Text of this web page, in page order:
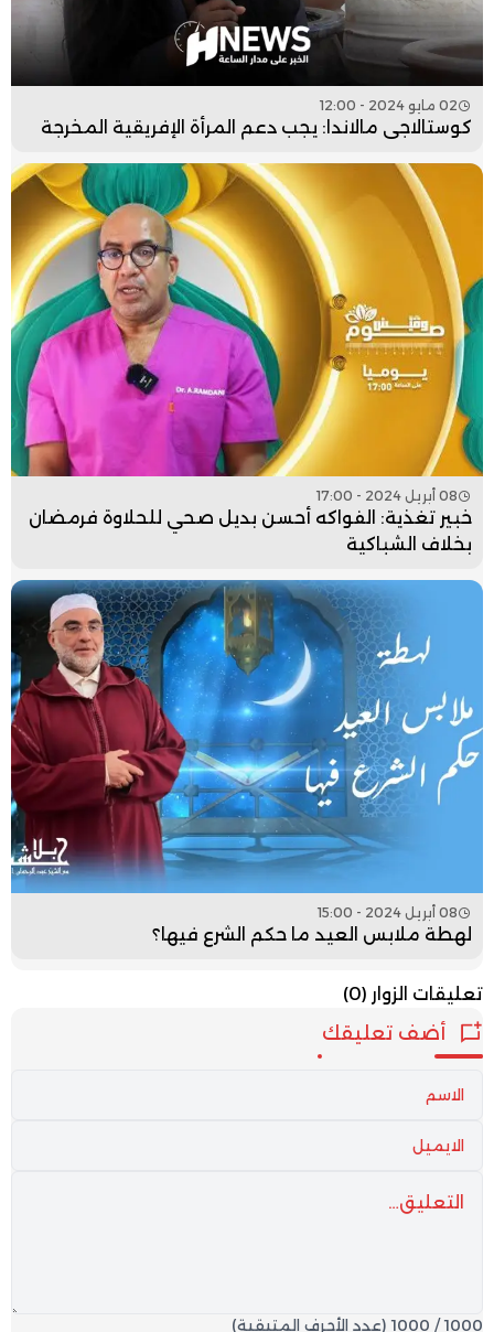
02 مايو 2024 - 12:00
كوستالاجي مالاندا: يجب دعم المرأة الإفريقية المخرجة
08 أبريل 2024 - 17:00
خبير تغذية: الفواكه أحسن بديل صحي للحلاوة فرمضان
بخلاف الشباكية
08 أبريل 2024 - 15:00
لهطة ملابس العيد ما حكم الشرع فيها؟
تعليقات الزوار (0)
أضف تعليقك
1000
/
1000 (عدد الأحرف المتبقية)